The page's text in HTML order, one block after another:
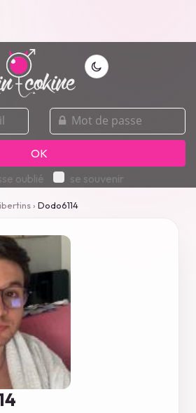
mot
de
passe
OK
oublié
se souvenir
› Dodo6114